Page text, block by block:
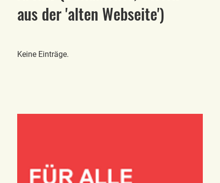
aus der 'alten Webseite')
Keine Einträge.